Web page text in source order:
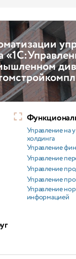
Управление на
холдинга
Управление
Управление
Управление
Управление
Управление
информацией